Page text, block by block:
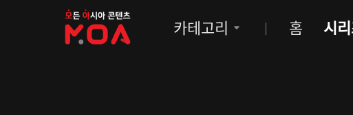
MOA
카테고리 홈 시